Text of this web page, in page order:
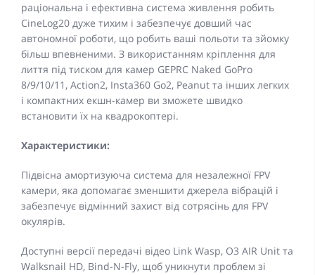
раціональна і ефективна система живлення робить
CineLog20 дуже тихим і забезпечує довший час
автономної роботи, що робить ваші польоти та зйомку
більш впевненими. З використанням кріплення для
лиття під тиском для камер GEPRC Naked GoPro
8/9/10/11, Action2, Insta360 Go2, Peanut та інших легких
і компактних екшн-камер ви зможете швидко
встановити їх на квадрокоптері.
Характеристики:
Підвісна амортизуюча система для незалежної FPV
камери, яка допомагає зменшити джерела вібрацій і
забезпечує відмінний захист від сотрясінь для FPV
окулярів.
Доступні версії передачі відео Link Wasp, O3 AIR Unit та
Walksnail HD, Bind-N-Fly, щоб уникнути проблем зі